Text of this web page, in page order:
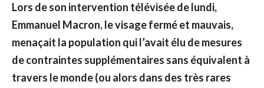
Lors de son intervention télévisée de lundi,
Emmanuel Macron, le visage fermé et mauvais,
menaçait la population qui l’avait élu de mesures
de contraintes supplémentaires sans équivalent à
travers le monde (ou alors dans des très rares